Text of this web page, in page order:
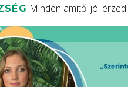
Minden amitől jól